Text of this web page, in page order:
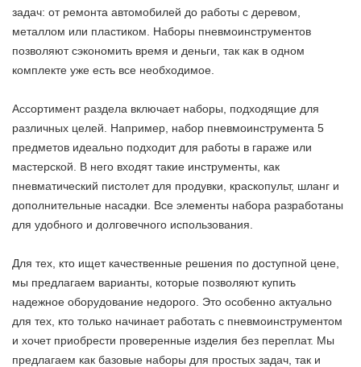
задач: от ремонта автомобилей до работы с деревом,
металлом или пластиком. Наборы пневмоинструментов
позволяют сэкономить время и деньги, так как в одном
комплекте уже есть все необходимое.
Ассортимент раздела включает наборы, подходящие для
различных целей. Например, набор пневмоинструмента 5
предметов идеально подходит для работы в гараже или
мастерской. В него входят такие инструменты, как
пневматический пистолет для продувки, краскопульт, шланг и
дополнительные насадки. Все элементы набора разработаны
для удобного и долговечного использования.
Для тех, кто ищет качественные решения по доступной цене,
мы предлагаем варианты, которые позволяют купить
надежное оборудование недорого. Это особенно актуально
для тех, кто только начинает работать с пневмоинструментом
и хочет приобрести проверенные изделия без переплат. Мы
предлагаем как базовые наборы для простых задач, так и